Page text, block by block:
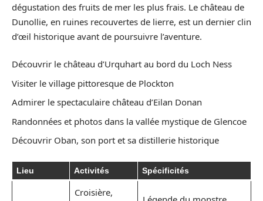
dégustation des fruits de mer les plus frais. Le château de
Dunollie, en ruines recouvertes de lierre, est un dernier clin
d’œil historique avant de poursuivre l’aventure.
Découvrir le château d’Urquhart au bord du Loch Ness
Visiter le village pittoresque de Plockton
Admirer le spectaculaire château d’Eilan Donan
Randonnées et photos dans la vallée mystique de Glencoe
Découvrir Oban, son port et sa distillerie historique
Lieu Activités Spécificités
Croisière,